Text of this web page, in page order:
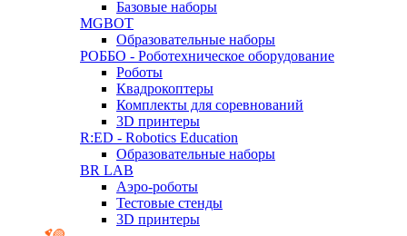
Базовые наборы
MGBOT
Образовательные наборы
РОББО - Роботехническое оборудование
Роботы
Квадрокоптеры
Комплекты для соревнований
3D принтеры
R:ED - Robotics Education
Образовательные наборы
BR LAB
Аэро-роботы
Тестовые стенды
3D принтеры